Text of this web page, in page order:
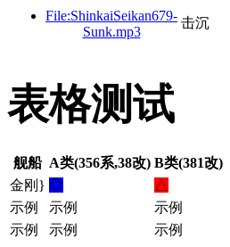
File:ShinkaiSeikan679-
Sunk.mp3
击沉
表格测试
舰船 A类(356系,38改) B类(381改)
金刚} ◎
△
示例
示例
示例
示例
示例 示例